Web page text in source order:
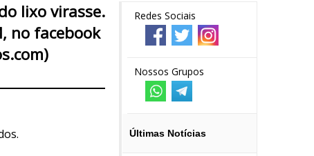
Redes Sociais
Nossos Grupos
Últimas Notícias
lixo virasse.
no facebook